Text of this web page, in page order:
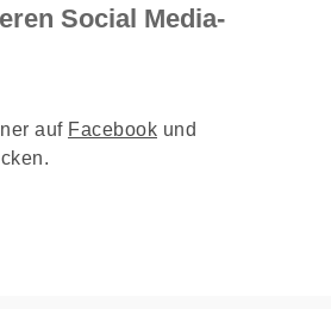
Social Media-
auf Facebook und